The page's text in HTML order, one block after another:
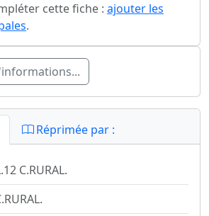
cette fiche : ajouter les
.
Réprimée par :
C.RURAL.